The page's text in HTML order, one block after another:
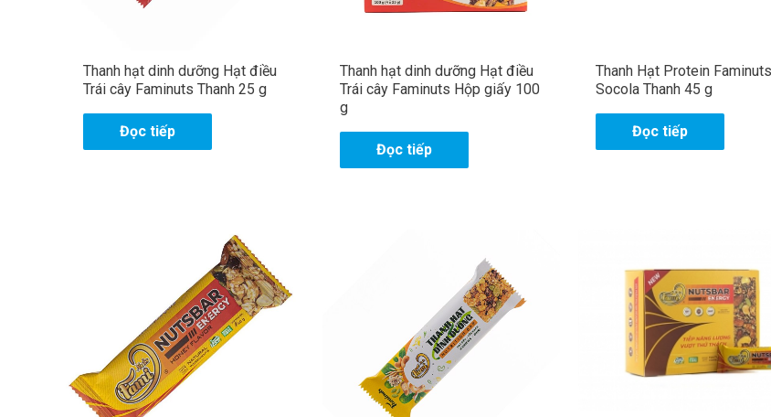
Thanh hạt dinh dưỡng Hạt điều
Trái cây Faminuts Thanh 25 g
Đọc tiếp
Thanh hạt dinh dưỡng Hạt điều
Trái cây Faminuts Hộp giấy 100
g
Đọc tiếp
Thanh Hạt Protein
Socola Thanh 45 g
Đọc tiếp